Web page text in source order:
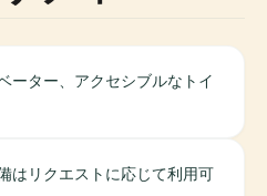
ーター、アクセシブルなトイ
はリクエストに応じて利用可